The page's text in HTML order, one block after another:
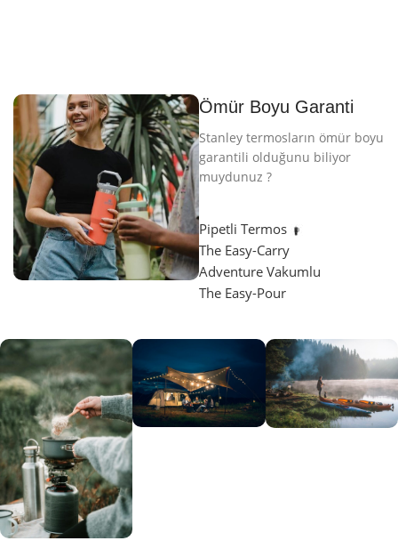
Ömür Boyu Garanti
Stanley termosların ömür boyu
garantili olduğunu biliyor
muydunuz ?
Pipetli Termos
The Easy-Carry
Adventure Vakumlu
The Easy-Pour